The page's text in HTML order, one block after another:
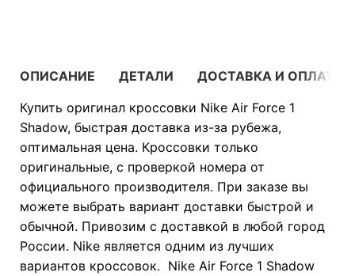
ОПИСАНИЕ ДЕТАЛИ
ДОСТАВКА И ОПЛАТА
Купить оригинал кроссовки Nike Air Force 1
Shadow, быстрая доставка из-за рубежа,
оптимальная цена. Кроссовки только
оригинальные, с проверкой номера от
официального производителя. При заказе вы
можете выбрать вариант доставки быстрой и
обычной. Привозим с доставкой в любой город
России. Nike является одним из лучших
вариантов кроссовок. Nike Air Force 1 Shadow